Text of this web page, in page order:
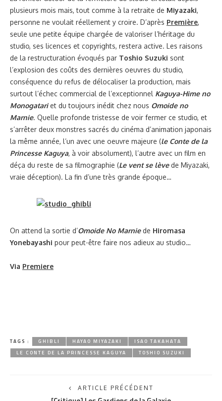
plusieurs mois mais, tout comme à la retraite de Miyazaki,
personne ne voulait réellement y croire. D’après Première,
seule une petite équipe chargée de valoriser l’héritage du
studio, ses licences et copyrights, restera active. Les raisons
de la restructuration évoqués par Toshio Suzuki sont
l’explosion des coûts des dernières oeuvres du studio,
conséquence du refus de délocaliser la production, mais
surtout l’échec commercial de l’exceptionnel Kaguya-Hime no
Monogatariet du toujours inédit chez nous Omoide no
Marnie. Quelle profonde tristesse de voir fermer ce studio, et
s’arrêter deux monstres sacrés du cinéma d’animation japonais
la même année, l’un avec une oeuvre majeure (le Conte de la
Princesse Kaguya, à voir absolument), l’autre avec un film en
déça du reste de sa filmographie (Le vent se lèvede Miyazaki,
vraie déception). La fin d’une très grande époque…
On attend la sortie d’Omoide No Marniede Hiromasa
Yonebayashi pour peut-être faire nos adieux au studio…
Via Premiere
TAGS : GHIBLI HAYAO MIYAZAKI
ISAO TAKAHATA
LE CONTE DE LA PRINCESSE KAGUYA
TOSHIO SUZUKI
ARTICLE PRÉCÉDENT